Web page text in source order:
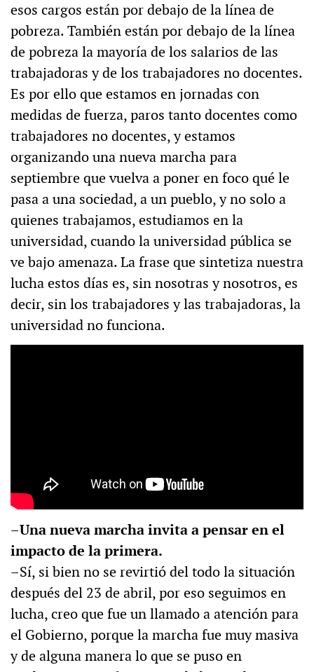
esos cargos están por debajo de la línea de
pobreza. También están por debajo de la línea
de pobreza la mayoría de los salarios de las
trabajadoras y de los trabajadores no docentes.
Es por ello que estamos en jornadas con
medidas de fuerza, paros tanto docentes como
trabajadores no docentes, y estamos
organizando una nueva marcha para
septiembre que vuelva a poner en foco qué le
pasa a una sociedad, a un pueblo, y no solo a
quienes trabajamos, estudiamos en la
universidad, cuando la universidad pública se
ve bajo amenaza. La frase que sintetiza nuestra
lucha estos días es, sin nosotras y nosotros, es
decir, sin los trabajadores y las trabajadoras, la
universidad no funciona.
–Una nueva marcha invita a pensar en el
impacto de la primera.
–Sí, si bien no se revirtió del todo la situación
después del 23 de abril, por eso seguimos en
lucha, creo que fue un llamado a atención para
el Gobierno, porque la marcha fue muy masiva
y de alguna manera lo que se puso en